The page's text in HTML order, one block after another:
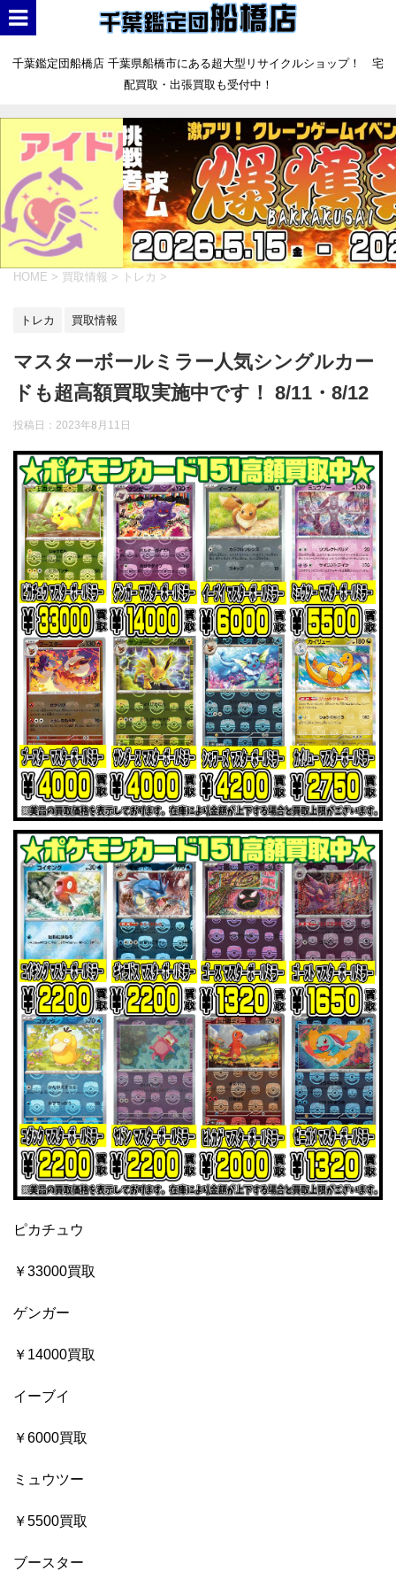
千葉鑑定団船橋店 千葉県船橋市にある超大型リサイクルショップ！ 宅
配買取・出張買取も受付中！
HOME > 買取情報 > トレカ >
トレカ 買取情報
マスターボールミラー人気シングルカー
ドも超高額買取実施中です！ 8/11・8/12
投稿日： 2023年8月11日
ピカチュウ
￥33000買取
ゲンガー
￥14000買取
イーブイ
￥6000買取
ミュウツー
￥5500買取
ブースター